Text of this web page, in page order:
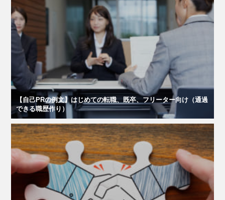
【自己PRの例文】はじめての転職、既卒、フリーター向け（通過
できる職歴作り）